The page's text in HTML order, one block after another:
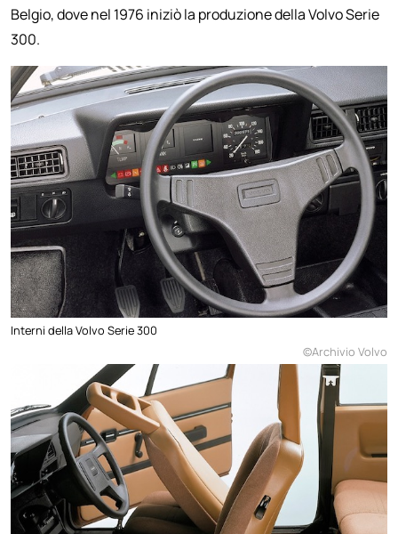
Belgio, dove nel 1976 iniziò la produzione della Volvo Serie
300.
Interni della Volvo Serie 300
©Archivio Volvo